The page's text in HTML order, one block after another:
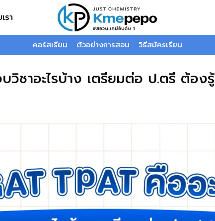
รา
คอร์สเรียน ตัวอย่างการสอน วิธีสมัครเรียน
วิชาอะไรบ้าง เตรียมต่อ ป.ตรี ต้องรู้